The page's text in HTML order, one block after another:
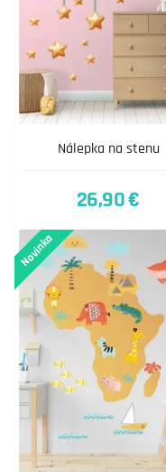
Nálepka na stenu
26,90 €
Novinka